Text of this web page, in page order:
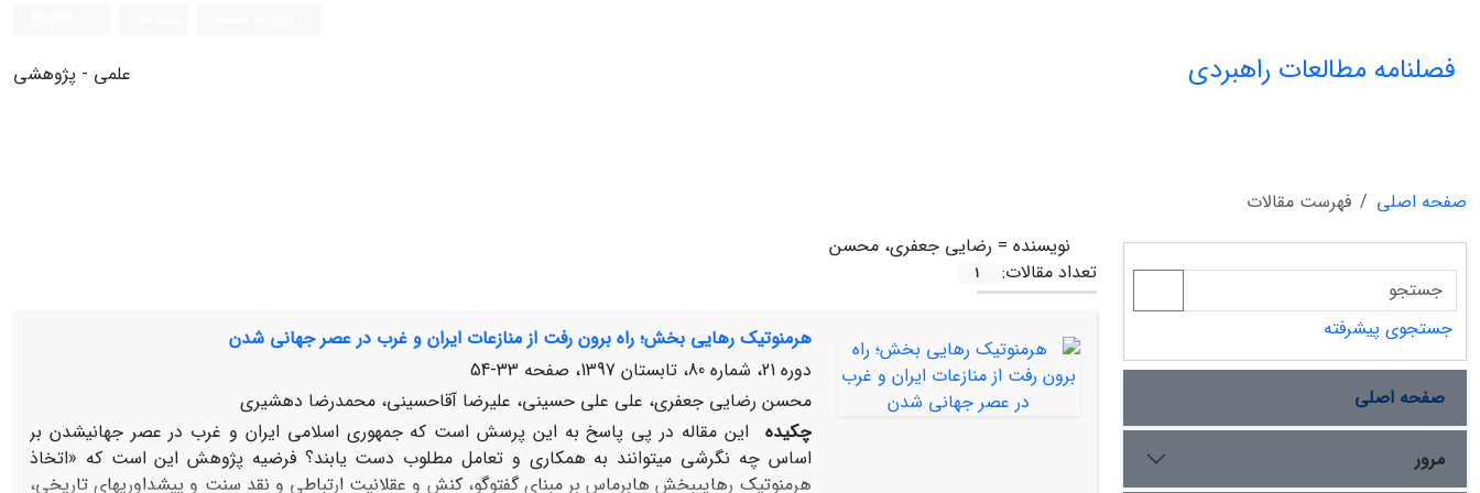
فصلنامه مطالعات راهبردی علمی - پژوهشی
صفحه اصلی
فهرست مقالات
نویسنده = رضایی جعفری، محسن
تعداد مقالات:
1
هرمنوتیک رهایی‏ بخش؛ راه برون ‏رفت از منازعات ایران و غرب در عصر جهانی ‏شدن
دوره 21، شماره 80، تابستان 1397، صفحه
33-54
محسن رضایی جعفری، علی علی‏ حسینی، علیرضا آقاحسینی، محمدرضا دهشیری
چکیده
این مقاله در پی پاسخ به این پرسش است که جمهوری اسلامی ایران و غرب در عصر جهانی‏شدن بر
اساس چه نگرشی می‏توانند به همکاری و تعامل مطلوب دست یابند؟ فرضیه پژوهش این است که «اتخاذ
هرمنوتیک رهایی‏بخش هابرماس بر مبنای گفت‏وگو، کنش و عقلانیت ارتباطی و نقد سنت و پیش‏داوری‏های تاریخی،
جستجوی پیشرفته
صفحه اصلی
مرور